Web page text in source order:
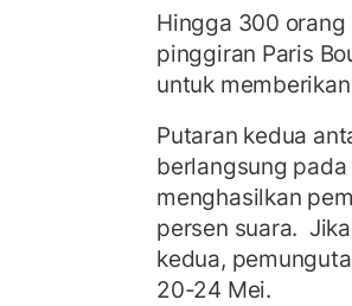
Hingga 300
pinggiran Paris
untuk
Putaran kedua
berlangsung
menghasilkan
persen suara.
kedua,
20-24 Mei.